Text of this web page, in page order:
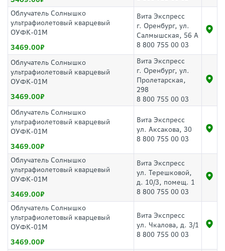
Облучатель Солнышко
ультрафиолетовый кварцевый
ОУФК-01М
3469.00
Вита Экспресс
г. Оренбург, ул.
Салмышская, 56 А
8 800 755 00 03
Облучатель Солнышко
ультрафиолетовый кварцевый
ОУФК-01М
3469.00
Вита Экспресс
г. Оренбург, ул.
Пролетарская,
298
8 800 755 00 03
Облучатель Солнышко
ультрафиолетовый кварцевый
ОУФК-01М
3469.00
Вита Экспресс
ул. Аксакова, 30
8 800 755 00 03
Облучатель Солнышко
ультрафиолетовый кварцевый
ОУФК-01М
3469.00
Вита Экспресс
ул. Терешковой,
д. 10/3, помещ. 1
8 800 755 00 03
Облучатель Солнышко
ультрафиолетовый кварцевый
ОУФК-01М
3469.00
Вита Экспресс
ул. Чкалова, д. 3/1
8 800 755 00 03